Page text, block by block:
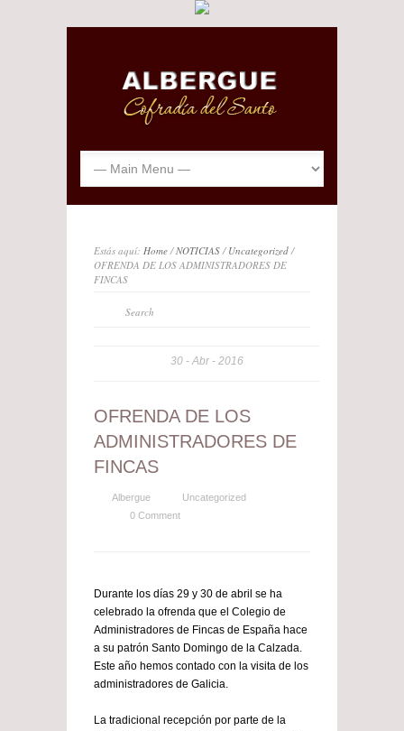
Estás aquí: Home/NOTICIAS/ Uncategorized/
OFRENDA DE LOS ADMINISTRADORES DE
FINCAS
30 Abr 2016
OFRENDA DE LOS
ADMINISTRADORES DE
FINCAS
Albergue
Uncategorized
0 Comment
Durante los días 29 y 30 de abril se ha
celebrado la ofrenda que el Colegio de
Administradores de Fincas de España hace
a su patrón Santo Domingo de la Calzada.
Este año hemos contado con la visita de los
administradores de Galicia.
La tradicional recepción por parte de la